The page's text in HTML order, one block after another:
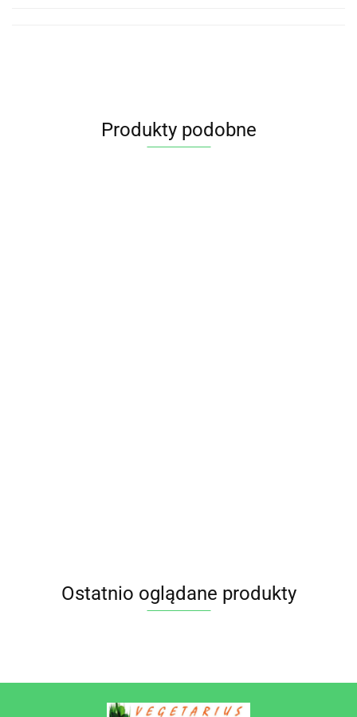
Produkty podobne
Ostatnio oglądane produkty